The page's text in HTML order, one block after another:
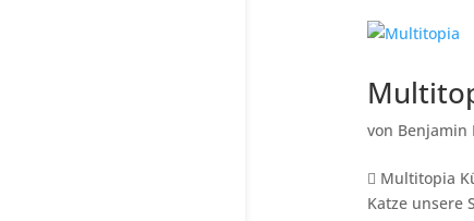
von Benjamin
 Multitopia
Katze unsere